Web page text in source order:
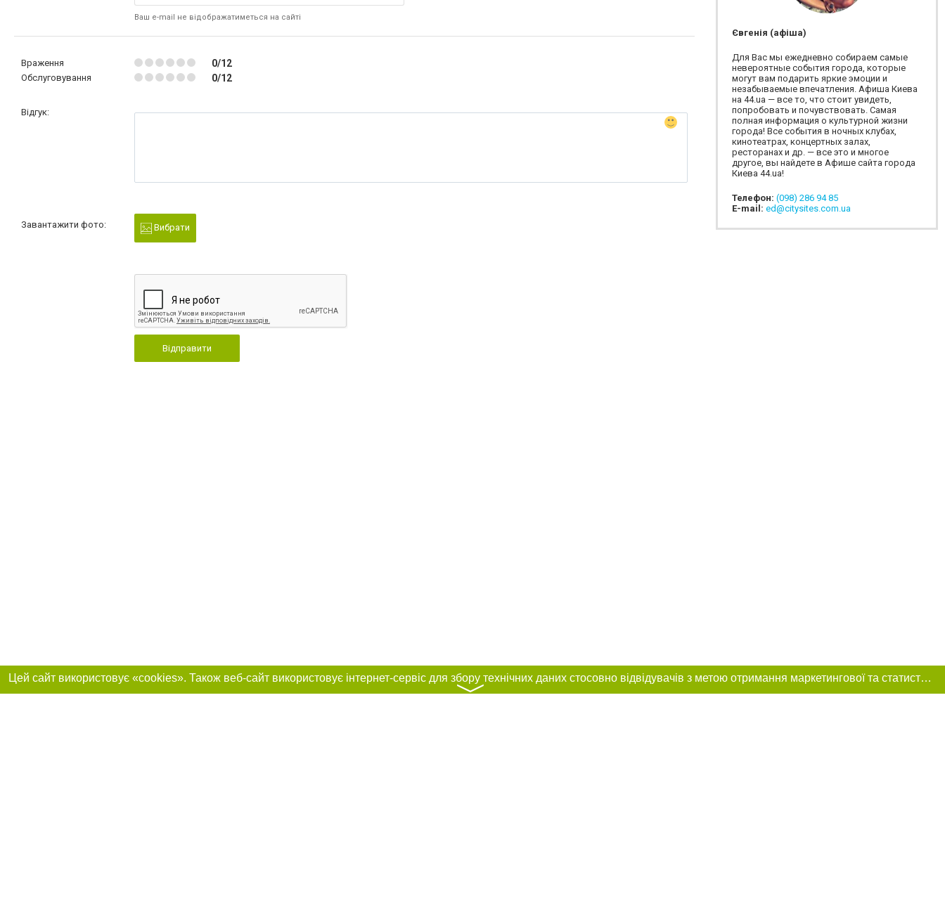
Ваш e-mail не відображатиметься на сайті
Враження 0/12
Обслуговування 0/12
Відгук:
Завантажити фото: Вибрати
Відправити
Євгенія (афіша)
Для Вас мы ежедневно собираем самые
невероятные события города, которые
могут вам подарить яркие эмоции и
незабываемые впечатления. Афиша Киева
на 44.ua — все то, что стоит увидеть,
попробовать и почувствовать. Самая
полная информация о культурной жизни
города! Все события в ночных клубах,
кинотеатрах, концертных залах,
ресторанах и др. — все это и многое
другое, вы найдете в Афише сайта города
Киева 44.ua!
Телефон: (098) 286 94 85
E-mail: ed@citysites.com.ua
Цей сайт використовує «cookies». Також веб-сайт використовує інтернет-сервіс для збору технічних даних стосовно відвідувачів з метою отримання маркетингової та статистичної інформації. Умови обробки даних відвідувачів сайту див.
〉